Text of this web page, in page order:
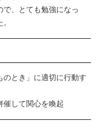
で、とても勉強になっ
とき」に適切に行動す
催して関心を喚起